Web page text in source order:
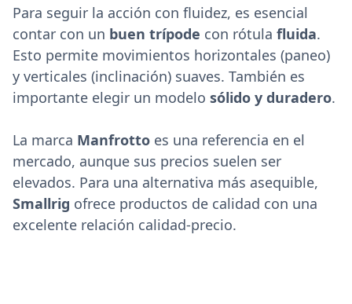
Para seguir la acción con fluidez, es esencial
contar con un buen trípode con rótula fluida.
Esto permite movimientos horizontales (paneo)
y verticales (inclinación) suaves. También es
importante elegir un modelo sólido y duradero.
La marca Manfrotto es una referencia en el
mercado, aunque sus precios suelen ser
elevados. Para una alternativa más asequible,
Smallrig ofrece productos de calidad con una
excelente relación calidad-precio.